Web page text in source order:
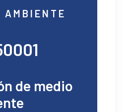
AMBIENTE
de medio